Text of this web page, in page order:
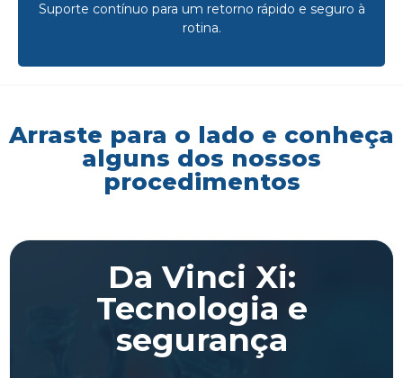
Suporte contínuo para um retorno rápido e seguro à
rotina.
Arraste para o lado e conheça
alguns dos nossos
procedimentos
Da Vinci Xi:
Tecnologia e
segurança